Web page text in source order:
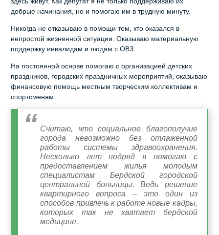
добрые начинания, но и помогаю им в трудную минуту.
Никогда не отказываю в помощи тем, кто оказался в
непростой жизненной ситуации. Оказываю материальную
поддержку инвалидам и людям с ОВЗ.
На постоянной основе помогаю с организацией детских
праздников, городских праздничных мероприятий, оказываю
финансовую помощь местным творческим коллективам и
спортсменам.
Считаю, что социальное благополучие
города невозможно без отлаженной
работы системы здравоохранения.
Несколько лет подряд я помогаю с
предоставлением жилья молодым
специалистам Бердской городской
центральной больницы. Ведь решение
квартирного вопроса – это один из
способов привлечь к работе новые кадры,
которых так не хватает бердской
медицине.